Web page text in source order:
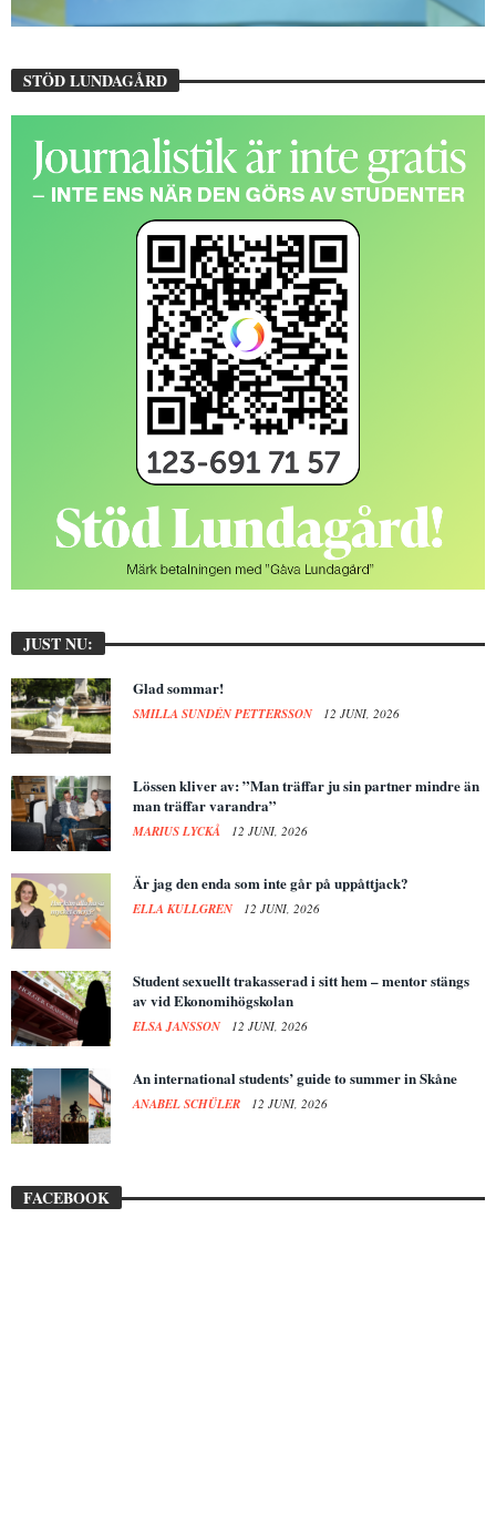
STÖD LUNDAGÅRD
JUST NU:
Glad sommar!
SMILLA SUNDÉN PETTERSSON 12 JUNI, 2026
Lössen kliver av: ”Man träffar ju sin partner mindre än
man träffar varandra”
MARIUS LYCKÅ 12 JUNI, 2026
Är jag den enda som inte går på uppåttjack?
ELLA KULLGREN 12 JUNI, 2026
Student sexuellt trakasserad i sitt hem – mentor stängs
av vid Ekonomihögskolan
ELSA JANSSON 12 JUNI, 2026
An international students’ guide to summer in Skåne
ANABEL SCHÜLER 12 JUNI, 2026
FACEBOOK